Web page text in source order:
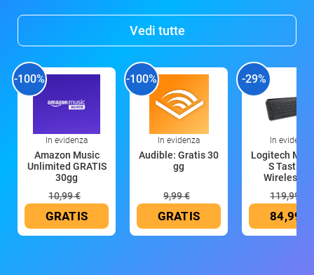
Vedi tutte
-100%
In evidenza
Amazon Music
Unlimited GRATIS
30gg
10,99 €
GRATIS
-100%
In evidenza
Audible: Gratis 30
gg
9,99 €
GRATIS
-29%
In evidenza
Logitech MX
S Tastiera
Wireless
119,99 €
84,99 €